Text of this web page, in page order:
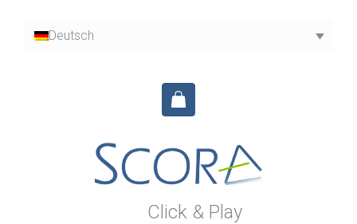
Deutsch
Click & Play